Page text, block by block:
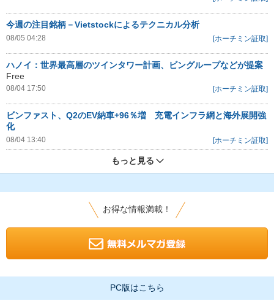
今週の注目銘柄－Vietstockによるテクニカル分析
08/05 04:28 [ホーチミン証取]
ハノイ：世界最高層のツインタワー計画、ビングループなどが提案
Free
08/04 17:50 [ホーチミン証取]
ビンファスト、Q2のEV納車+96％増 充電インフラ網と海外展開強
化
08/04 13:40 [ホーチミン証取]
もっと見る
お得な情報満載！
PC版はこちら